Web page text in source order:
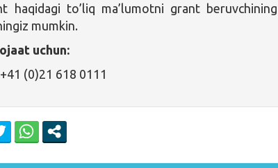
haqidagi to’liq ma’lumotni grant beruvchining
mumkin.
uchun:
(0)21 618 0111